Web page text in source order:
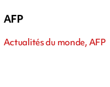
AFP
Actualités du monde, AFP